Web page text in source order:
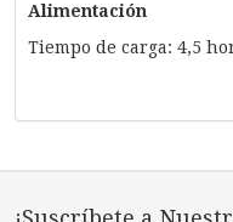
Alimentación
Tiempo de carga: 4,5